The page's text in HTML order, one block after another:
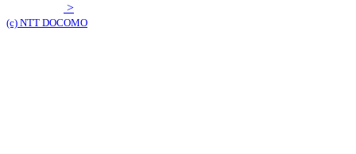
>
(c) NTT DOCOMO